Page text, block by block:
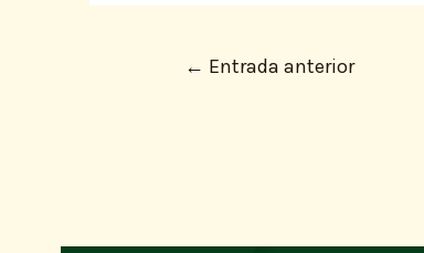
← Entrada anterior